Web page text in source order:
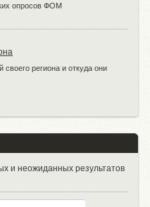
опросов ФОМ
региона и откуда они
и неожиданных результатов